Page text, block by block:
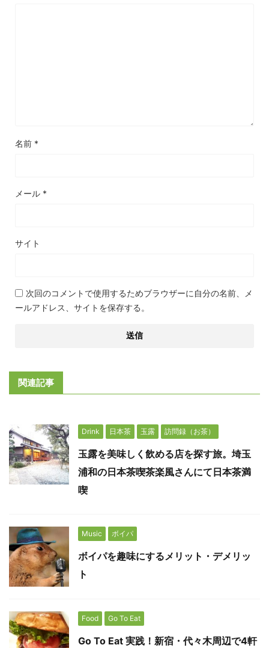
名前 *
メール *
サイト
次回のコメントで使用するためブラウザーに自分の名前、メ
ールアドレス、サイトを保存する。
関連記事
Drink 日本茶 玉露 訪問録（お茶）
玉露を美味しく飲める店を探す旅。埼玉
浦和の日本茶喫茶楽風さんにて日本茶満
喫
Music ボイパ
ボイパを趣味にするメリット・デメリッ
ト
Food Go To Eat
Go To Eat 実践！新宿・代々木周辺で4軒